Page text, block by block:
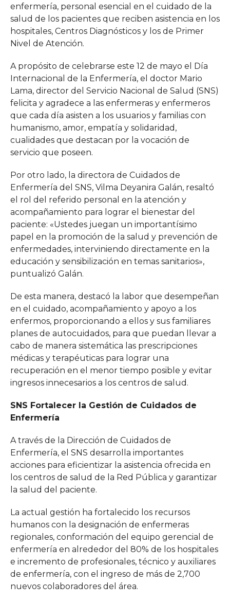
enfermería, personal esencial en el cuidado de la
salud de los pacientes que reciben asistencia en los
hospitales, Centros Diagnósticos y los de Primer
Nivel de Atención.
A propósito de celebrarse este 12 de mayo el Día
Internacional de la Enfermería, el doctor Mario
Lama, director del Servicio Nacional de Salud (SNS)
felicita y agradece a las enfermeras y enfermeros
que cada día asisten a los usuarios y familias con
humanismo, amor, empatía y solidaridad,
cualidades que destacan por la vocación de
servicio que poseen.
Por otro lado, la directora de Cuidados de
Enfermería del SNS, Vilma Deyanira Galán, resaltó
el rol del referido personal en la atención y
acompañamiento para lograr el bienestar del
paciente: «Ustedes juegan un importantísimo
papel en la promoción de la salud y prevención de
enfermedades, interviniendo directamente en la
educación y sensibilización en temas sanitarios»,
puntualizó Galán.
De esta manera, destacó la labor que desempeñan
en el cuidado, acompañamiento y apoyo a los
enfermos, proporcionando a ellos y sus familiares
planes de autocuidados, para que puedan llevar a
cabo de manera sistemática las prescripciones
médicas y terapéuticas para lograr una
recuperación en el menor tiempo posible y evitar
ingresos innecesarios a los centros de salud.
SNS Fortalecer la Gestión de Cuidados de
Enfermería
A través de la Dirección de Cuidados de
Enfermería, el SNS desarrolla importantes
acciones para eficientizar la asistencia ofrecida en
los centros de salud de la Red Pública y garantizar
la salud del paciente.
La actual gestión ha fortalecido los recursos
humanos con la designación de enfermeras
regionales, conformación del equipo gerencial de
enfermería en alrededor del 80% de los hospitales
e incremento de profesionales, técnico y auxiliares
de enfermería, con el ingreso de más de 2,700
nuevos colaboradores del área.